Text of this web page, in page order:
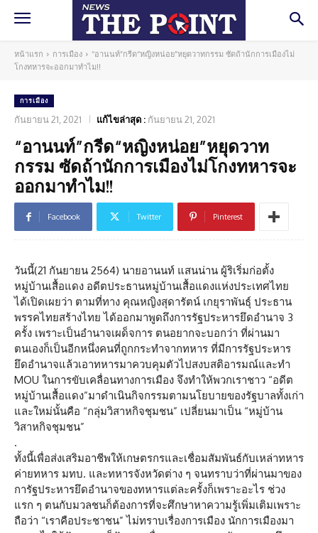
หน้าแรก การเมือง
“อานนท์”กรีด“หญิงหน่อย”หยุดวาทกรรม ซัดถ้านักการเมืองไม่
โกงทหารจะออกมาทำไม!!
การเมือง
กันยายน 21, 2021 แก้ไขล่าสุด : กันยายน 21, 2021
“อานนท์”กรีด“หญิงหน่อย”หยุดวาท
กรรม ซัดถ้านักการเมืองไม่โกงทหารจะ
ออกมาทำไม!!
Facebook Twitter Pinterest
วันนี้(21 กันยายน 2564) นายอานนท์ แสนน่าน ผู้ริเริ่มก่อตั้ง
หมู่บ้านเสื้อแดง อดีตประธานหมู่บ้านเสื้อแดงแห่งประเทศไทย
ได้เปิดเผยว่า ตามที่ทาง คุณหญิงสุดารัตน์ เกยุราพันธุ์ ประธาน
พรรคไทยสร้างไทย ได้ออกมาพูดถึงการรัฐประหารยึดอำนาจ 3
ครั้ง เพราะเป็นอำนาจเผด็จการ ตนอยากจะบอกว่า ที่ผ่านมา
ตนเองก็เป็นอีกหนึ่งคนที่ถูกกระทำจากทหาร ที่มีการรัฐประหาร
ยึดอำนาจแล้วเอาทหารมาควบคุมตัวไปสงบสติอารมณ์และทำ
MOU ในการขับเคลื่อนทางการเมือง จึงทำให้พวกเราชาว “อดีต
หมู่บ้านเสื้อแดง”มาดำเนินกิจกรรมตามนโยบายของรัฐบาลทั้งเก่า
และใหม่นั้นคือ “กลุ่มวิสาหกิจชุมชน” เปลี่ยนมาเป็น “หมู่บ้าน
วิสาหกิจชุมชน”
.
ทั้งนี้เพื่อส่งเสริมอาชีพให้เกษตรกรและเชื่อมสัมพันธ์กับเหล่าทหาร
ค่ายทหาร มทบ. และทหารจังหวัดต่าง ๆ จนทราบว่าที่ผ่านมาของ
การัฐประหารยึดอำนาจของทหารแต่ละครั้งก็เพราะอะไร ช่วง
แรก ๆ ตนกับมวลชนก็ต้องการที่จะศึกษาหาความรู้เพิ่มเติมเพราะ
ถือว่า “เราคือประชาชน” ไม่ทราบเรื่องการเมือง นักการเมืองมา